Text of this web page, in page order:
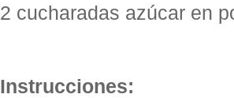
2 cucharadas azúcar en
Instrucciones: